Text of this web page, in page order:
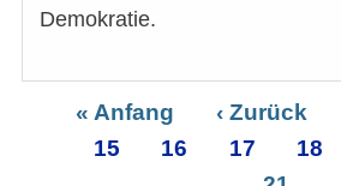
Demokratie.
Seitennummerierung
Erste
Seite
« Anfang
Vorherige
Seite
‹ Zurück
Seite
15 Seite
16 Seite
17 Seite
18